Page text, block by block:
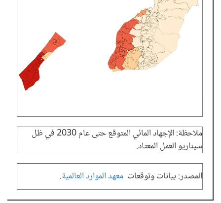
ملاحظة: الإجهاد المائي المتوقع حتى عام 2030 في ظل
سيناريو العمل المعتاد.
المصدر: بيانات وتوقعات معهد الموارد العالمية.